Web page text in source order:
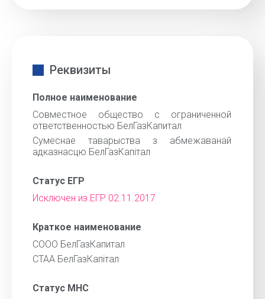
Реквизиты
Полное наименование
Совместное общество с ограниченной
ответственностью БелГазКапитал
Сумеснае таварыства з абмежаванай
адказнасцю БелГазКапiтал
Статус ЕГР
Исключен из ЕГР 02.11.2017
Краткое наименование
СООО БелГазКапитал
СТАА БелГазКапiтал
Статус МНС